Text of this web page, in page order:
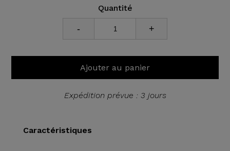
Quantité
- +
Ajouter au panier
Expédition prévue : 3 jours
Caractéristiques